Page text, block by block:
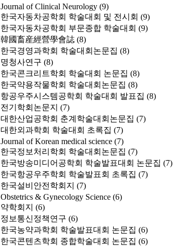
Journal of Clinical Neurology (9)
한국자동차공학회 학술대회 및 전시회 (9)
한국자동차공학회 부문종합 학술대회 (9)
韓國畜産經營學會誌 (8)
한국경영과학회 학술대회논문집 (8)
명청사연구 (8)
한국콘크리트학회 학술대회 논문집 (8)
한국약용작물학회 학술대회논문집 (8)
항공우주시스템공학회 학술대회 발표집 (8)
전기학회논문지 (7)
대한산업공학회 춘계학술대회논문집 (7)
대한외과학회 학술대회 초록집 (7)
Journal of Korean medical science (7)
한국정보처리학회 학술대회논문집 (7)
한국방송미디어공학회 학술발표대회 논문집 (7)
한국항공우주학회 학술발표회 초록집 (7)
한국설비안전학회지 (7)
Obstetrics & Gynecology Science (6)
약학회지 (6)
정보통신정책연구 (6)
한국농약과학회 학술발표대회 논문집 (6)
한국콘텐츠학회 종합학술대회 논문집 (6)